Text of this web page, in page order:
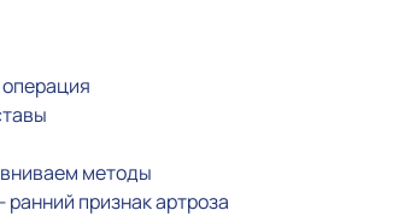
методы
ранний признак артроза